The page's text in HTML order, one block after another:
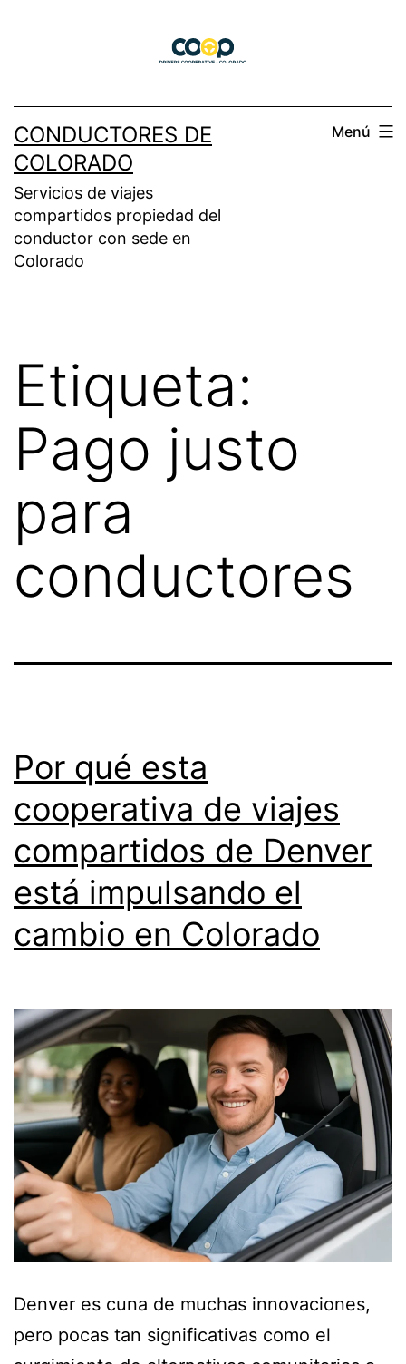
CONDUCTORES DE
COLORADO
Servicios de viajes
compartidos propiedad del
conductor con sede en
Colorado
Menú
Etiqueta:
Pago justo
para
conductores
Por qué esta
cooperativa de viajes
compartidos de Denver
está impulsando el
cambio en Colorado
Denver es cuna de muchas innovaciones,
pero pocas tan significativas como el